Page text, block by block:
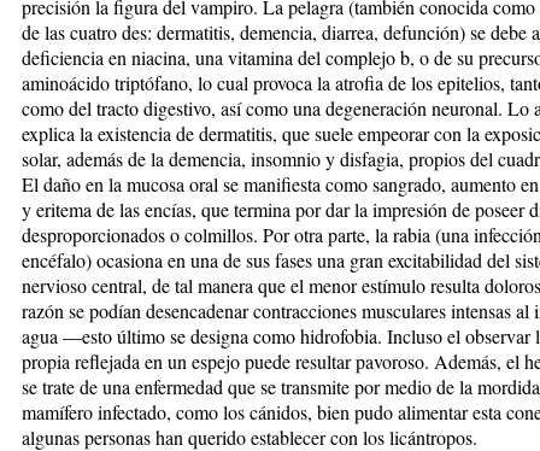
precisión la figura del vampiro. La pelagra (también conocida como
de las cuatro des: dermatitis, demencia, diarrea, defunción) se debe
deficiencia en niacina, una vitamina del complejo b, o de su
aminoácido triptófano, lo cual provoca la atrofia de los epitelios,
como del tracto digestivo, así como una degeneración neuronal. Lo
explica la existencia de dermatitis, que suele empeorar con la
solar, además de la demencia, insomnio y disfagia, propios del
El daño en la mucosa oral se manifiesta como sangrado, aumento
y eritema de las encías, que termina por dar la impresión de poseer
desproporcionados o colmillos. Por otra parte, la rabia (una
encéfalo) ocasiona en una de sus fases una gran excitabilidad del
nervioso central, de tal manera que el menor estímulo resulta
razón se podían desencadenar contracciones musculares intensas
agua —esto último se designa como hidrofobia. Incluso el observar
propia reflejada en un espejo puede resultar pavoroso. Además, el
se trate de una enfermedad que se transmite por medio de la
mamífero infectado, como los cánidos, bien pudo alimentar esta
algunas personas han querido establecer con los licántropos.